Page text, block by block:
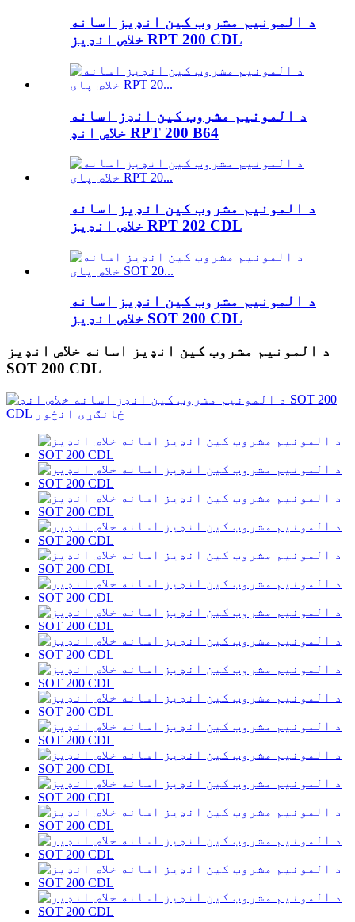
د المونیم مشروب کین انډیز اسانه
خلاص انډیز RPT 200 CDL
د المونیم مشروب کین انډز اسانه
خلاص انډ RPT 200 B64
د المونیم مشروب کین انډیز اسانه
خلاص انډیز RPT 202 CDL
د المونیم مشروب کین انډیز اسانه
خلاص انډیز SOT 200 CDL
د المونیم مشروب کین انډیز اسانه خلاص انډیز
SOT 200 CDL